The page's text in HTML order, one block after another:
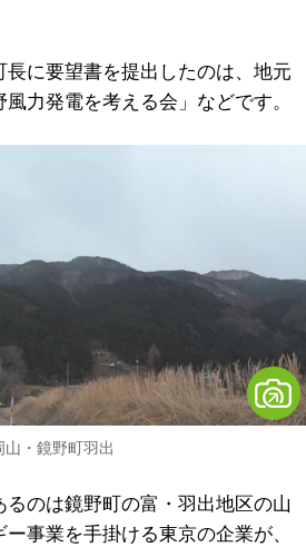
に要望書を提出したのは、地元
力発電を考える会」などです。
・鏡野町羽出
のは鏡野町の富・羽出地区の山
事業を手掛ける東京の企業が、